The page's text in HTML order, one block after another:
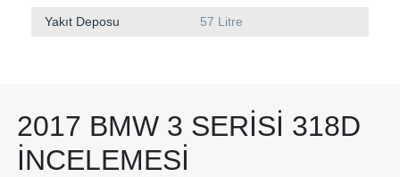
Yakıt Deposu 57 Litre
2017 BMW 3 SERISI 318D
İNCELEMESI